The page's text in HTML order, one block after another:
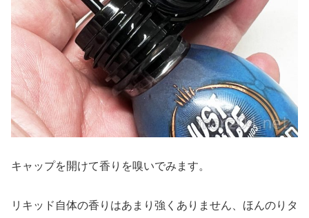
キャップを開けて香りを嗅いでみます。
リキッド自体の香りはあまり強くありません、ほんのりタ